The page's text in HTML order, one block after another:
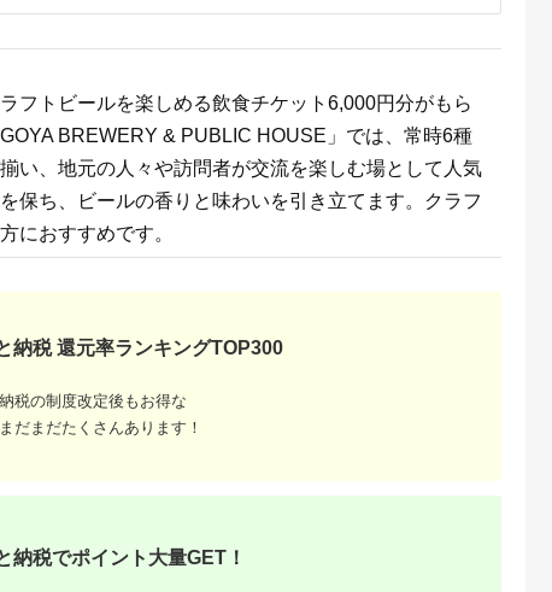
天ふるさと納
谷市
ジ 【アーテ
S スタンダ
48，50，
56，58，
ック要相談
ラブのカスタ
5.0
150,000
出典：楽天ふるさと納
広島県 三原市
事券 ゾーナ・フォル
トゥナート 1,500円分
（瀬戸内海を一望でき
選した広島の味覚を堪
能できるリストラン
5.0
寄付金額:
出典：楽天ふるさと納
岡山県 和気町
10 お墓掃除・管理
5.0
出典：楽天ふるさと
愛知県 扶桑町
ジュ利用券 15,000
さと納
すす
フトビールを楽しめる飲食チケット6,000円分がもら
BREWERY & PUBLIC HOUSE」では、常時6種
い、地元の人々や訪問者が交流を楽しむ場として人気
保ち、ビールの香りと味わいを引き立てます。クラフ
におすすめです。
納税 還元率ランキングTOP300
税の制度改定後もお得な
だまだたくさんあります！
納税でポイント大量GET！